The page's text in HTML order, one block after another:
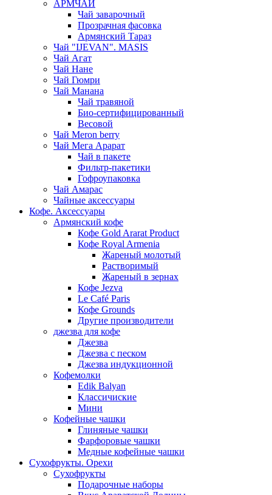
АРМЧАЙ
Чай заварочный
Прозрачная фасовка
Армянский Тараз
Чай "IJEVAN". MASIS
Чай Агат
Чай Нане
Чай Гюмри
Чай Манана
Чай травяной
Био-сертифицированный
Весовой
Чай Meron berry
Чай Мега Арарат
Чай в пакете
Фильтр-пакетики
Гофроупаковка
Чай Амарас
Чайные аксессуары
Кофе. Аксессуары
Армянский кофе
Кофе Gold Ararat Product
Кофе Royal Armenia
Жареный молотый
Растворимый
Жареный в зернах
Кофе Jezva
Le Café Paris
Кофе Grounds
Другие производители
джезва для кофе
Джезва
Джезва с песком
Джезва индукционной
Кофемолки
Edik Balyan
Классичиские
Мини
Кофейные чашки
Глиняные чашки
Фарфоровые чашки
Медные кофейные чашки
Сухофрукты. Орехи
Сухофрукты
Подарочные наборы